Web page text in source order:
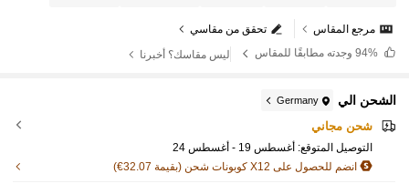
تحقق من مقاسي
مرجع المقاس
وجدته مطابقًا للمقاس ليس مقاسك؟ أخبرنا
الشحن الي Germany
شحن مجاني
التوصيل المتوقع: أغسطس 19 - أغسطس 24
انضم للحصول على X12 كوبونات شحن (بقيمة 32.07€)